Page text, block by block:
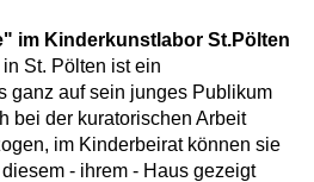
im Kinderkunstlabor St.Pölten
St. Pölten ist ein
ganz auf sein junges Publikum
bei der kuratorischen Arbeit
im Kinderbeirat können sie
- ihrem - Haus gezeigt